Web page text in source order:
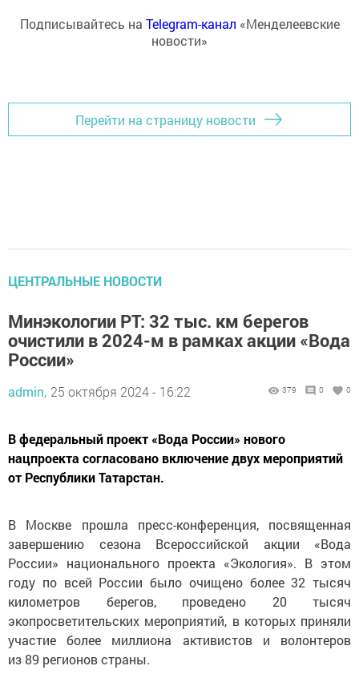
Подписывайтесь на Telegram-канал «Менделеевские
новости»
Перейти на страницу новости
ЦЕНТРАЛЬНЫЕ НОВОСТИ
Минэкологии РТ: 32 тыс. км берегов
очистили в 2024-м в рамках акции «Вода
России»
admin, 25 октября 2024 - 16:22 379 0 0
В федеральный проект «Вода России» нового
нацпроекта согласовано включение двух мероприятий
от Республики Татарстан.
В Москве прошла пресс-конференция, посвященная
завершению сезона Всероссийской акции «Вода
России» национального проекта «Экология». В этом
году по всей России было очищено более 32 тысяч
километров берегов, проведено 20 тысяч
экопросветительских мероприятий, в которых приняли
участие более миллиона активистов и волонтеров
из 89 регионов страны.